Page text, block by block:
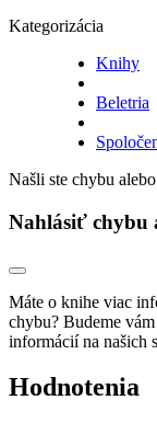
Kategorizácia
Knihy
Beletria
Našli ste chybu
Nahlásiť chybu
Máte o knihe viac
chybu? Budeme
informácií na našich
Hodnotenia